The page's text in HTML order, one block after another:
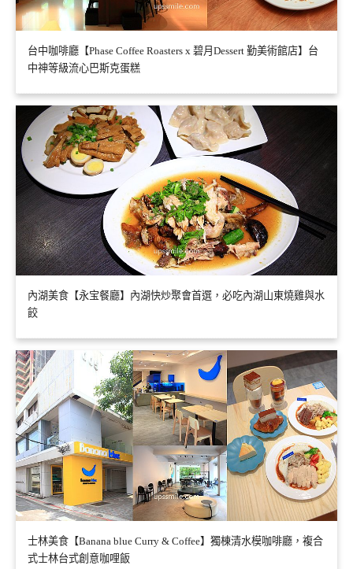
台中咖啡廳【Phase Coffee Roasters x 碧月Dessert 勤美術館店】台
中神等級流心巴斯克蛋糕
內湖美食【永宝餐廳】內湖快炒聚會首選，必吃內湖山東燒雞與水
餃
士林美食【Banana blue Curry & Coffee】獨棟清水模咖啡廳，複合
式士林台式創意咖哩飯